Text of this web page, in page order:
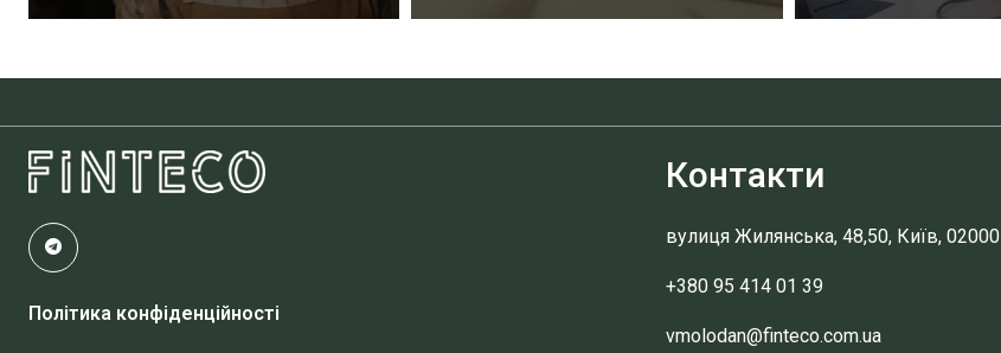
Політика конфіденційності
Контакти
вулиця Жилянська, 48,50, Київ, 02000
+380 95 414 01 39
vmolodan@finteco.com.ua